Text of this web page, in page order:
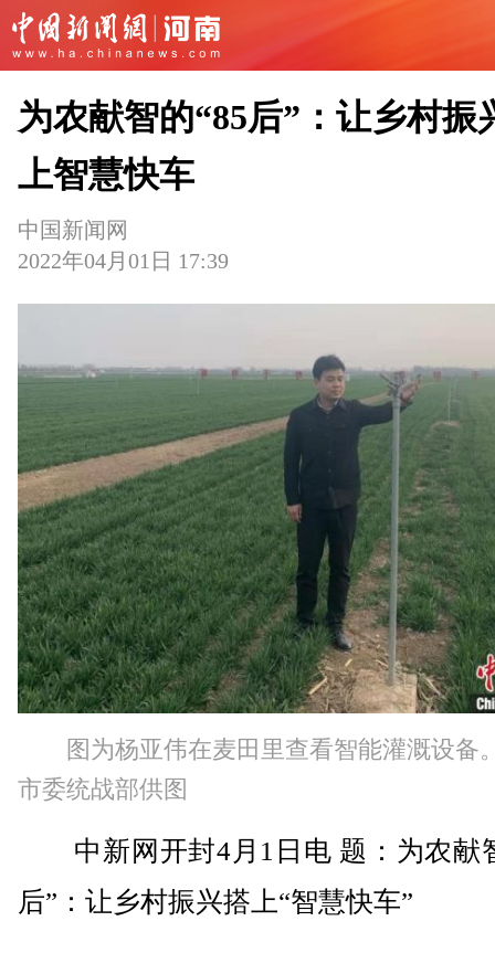
为农献智的“85后”：让乡村振
上智慧快车
中国新闻网
2022年04月01日 17:39
图为杨亚伟在麦田里查看智能灌溉设
市委统战部供图
中新网开封4月1日电 题：为农献
后”：让乡村振兴搭上“智慧快车”